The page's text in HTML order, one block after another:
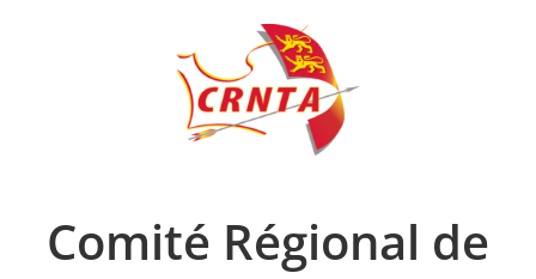
Comité Régional de